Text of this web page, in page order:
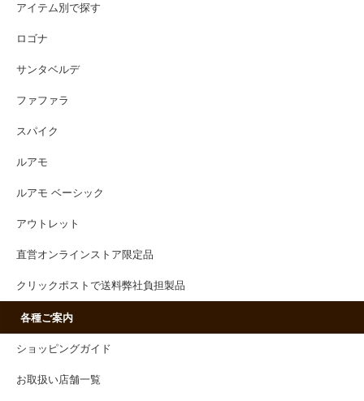
アイテム別で探す
ロゴナ
サンタベルデ
ファファラ
スパイク
ルアモ
ルアモ ベーシック
アウトレット
直営オンラインストア限定品
クリックポストで送料弊社負担製品
各種ご案内
ショッピングガイド
お取扱い店舗一覧